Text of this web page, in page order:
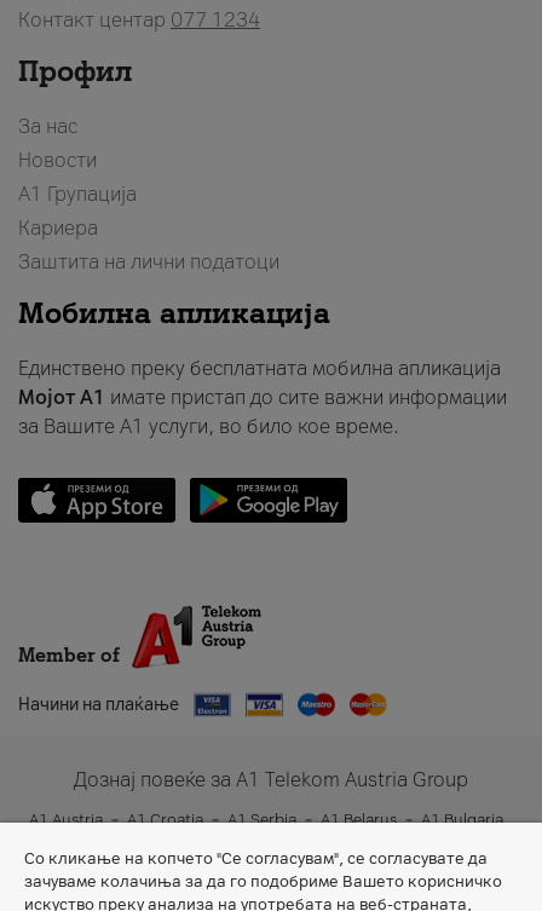
Контакт центар 077 1234
Профил
За нас
Новости
А1 Групација
Кариера
Заштита на лични податоци
Мобилна апликација
Единствено преку бесплатната мобилна апликација
Мојот A1 имате пристап до сите важни информации
за Вашите A1 услуги, во било кое време.
Member of
Начини на плаќање
Дознај повеќе за A1 Telekom Austria Group
A1 Austria A1 Croatia A1 Serbia A1 Belarus
A1 Bulgaria
Со кликање на копчето "Се согласувам", се согласувате да
зачуваме колачиња за да го подобриме Вашето корисничко
искуство преку анализа на употребата на веб-страната,